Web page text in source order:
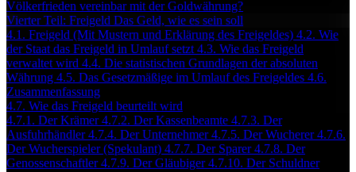
Völkerfrieden vereinbar mit der Goldwährung?
Vierter Teil: Freigeld Das Geld, wie es sein soll
4.1. Freigeld (Mit Mustern und Erklärung des Freigeldes) 4.2. Wie
der Staat das Freigeld in Umlauf setzt 4.3. Wie das Freigeld
verwaltet wird 4.4. Die statistischen Grundlagen der absoluten
Währung 4.5. Das Gesetzmäßige im Umlauf des Freigeldes 4.6.
Zusammenfassung
4.7. Wie das Freigeld beurteilt wird
4.7.1. Der Krämer4.7.2. Der Kassenbeamte 4.7.3. Der
Ausfuhrhändler4.7.4. Der Unternehmer4.7.5. Der Wucherer4.7.6.
Der Wucherspieler (Spekulant) 4.7.7. Der Sparer4.7.8. Der
Genossenschaftler4.7.9. Der Gläubiger4.7.10. Der Schuldner